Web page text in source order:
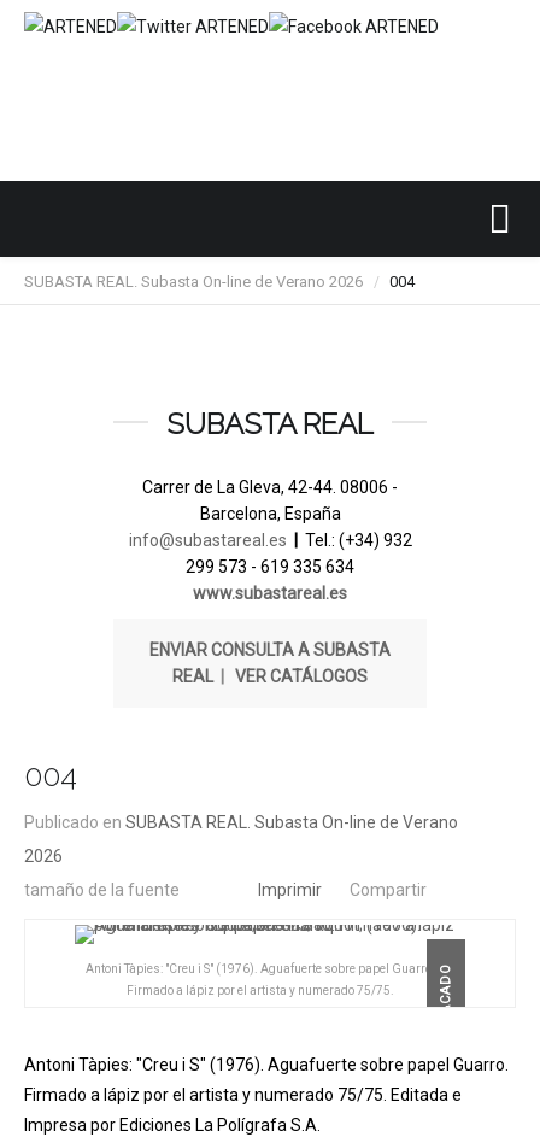
SUBASTA REAL. Subasta On-line de Verano 2026 / 004
SUBASTA REAL
Carrer de La Gleva, 42-44. 08006 -
Barcelona, España
info@subastareal.es
Tel.: (+34) 932
299 573 - 619 335 634
www.subastareal.es
ENVIAR CONSULTA A SUBASTA
REAL| VER CATÁLOGOS
004
Publicado en SUBASTA REAL. Subasta On-line de Verano
2026
tamaño de la fuente
Imprimir Compartir
DESTACADO
Antoni Tàpies: "Creu i S" (1976). Aguafuerte sobre papel Guarro.
Firmado a lápiz por el artista y numerado 75/75.
Antoni Tàpies: "Creu i S" (1976). Aguafuerte sobre papel Guarro.
Firmado a lápiz por el artista y numerado 75/75. Editada e
Impresa por Ediciones La Polígrafa S.A.